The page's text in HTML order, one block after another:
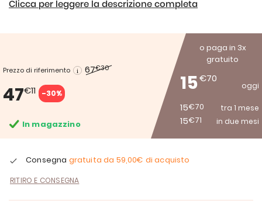
Clicca per leggere la descrizione completa
Prezzo di riferimento 67€30
47€11 -30%
o paga in 3x
gratuito
15€70
oggi
15€70 tra 1 mese
15€71 in due mesi
In magazzino
Consegna gratuita da 59,00€ di acquisto
RITIRO E CONSEGNA